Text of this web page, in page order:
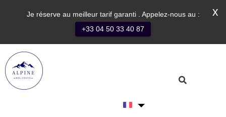
Je réserve au meilleur tarif garanti . Appelez-nous au :
+33 04 50 33 40 87
x